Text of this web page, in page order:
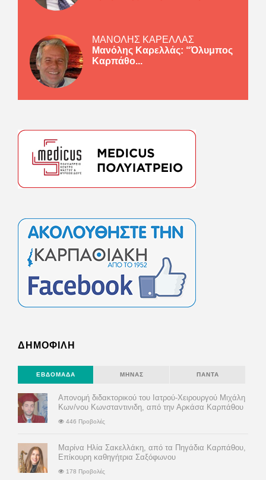
ΜΑΝΟΛΗΣ ΚΑΡΕΛΛΑΣ
Μανόλης Καρελλάς: “Όλυμπος
Καρπάθο...
ΔΗΜΟΦΙΛΗ
ΕΒΔΟΜΆΔΑ ΜΉΝΑΣ ΠΆΝΤΑ
Απονομή διδακτορικού του Ιατρού-Χειρουργού Μιχάλη
Κων/νου Κωνσταντινιδη, από την Αρκάσα Καρπάθου
446 Προβολές
Μαρίνα Ηλία Σακελλάκη, από τα Πηγάδια Καρπάθου,
Επίκουρη καθηγήτρια Σαξόφωνου
178 Προβολές